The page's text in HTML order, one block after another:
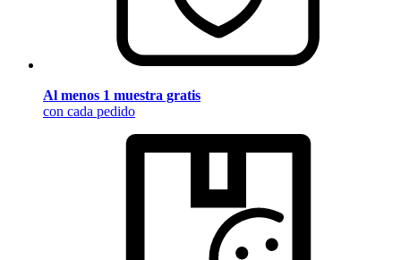
Al menos 1 muestra gratis
con cada pedido